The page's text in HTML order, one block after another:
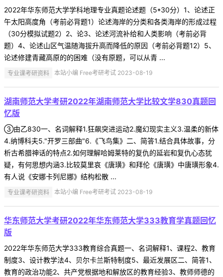
2022年华东师范大学学科地理专业真题论述题（5*30分）1、论述正
午太阳高度角（考前必背题1）论述海岸的分类和各类海岸的形成过程
（30分模拟试题2）2、论3、论述河流补给和人类影响（考前必背
题）4、论述山区气温随海拔升高而降低的原因（考前必背题12）5、
论述修建青藏高原的的困难（没有原题，可以从青 ...
专业课考研资料 本站小编 Free考研考试 2023-08-19
湖南师范大学考研2022年湖南师范大学比较文学830真题回
忆版
③由乙830一、名词解释1.狂飙突进运动2.魔幻现实主义3.温柔的新体
4.纳博科夫5."开罗三部曲"6.《飞鸟集》二、简答1.结合具体故事，分
析古希腊神话的特点2.如何理解哈姆莱特的复仇的延岩和复仇心态犹
疑，有何思想内涵3.比较莫里哀《唐璜》和拜伦《唐璜》中唐璜形象4.
有人说《安娜卡列尼娜》结构松散 ...
专业课考研资料 本站小编 Free考研考试 2023-08-19
华东师范大学考研2022年华东师范大学333教育学真题回忆
版
2022年华东师范大学333教育综合真题一、名词解释1、课程2、教育
制度3、设计教学法4、贝尔卡兰斯特制度5、最近发展区二、简答1、
教育的政治功能2、共产党根据地和解放区的教育经验3、教师师德的